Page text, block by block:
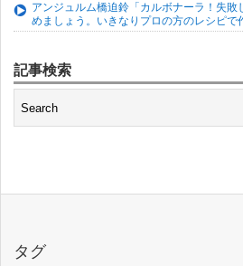
アンジュルム橋迫鈴「カルボナーラ！失
めましょう。いきなりプロの方のレシピで
記事検索
タグ